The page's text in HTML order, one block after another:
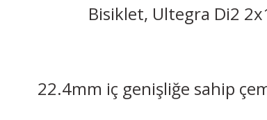
Bisiklet, Ultegra Di2
22.4mm iç genişliğe sahip